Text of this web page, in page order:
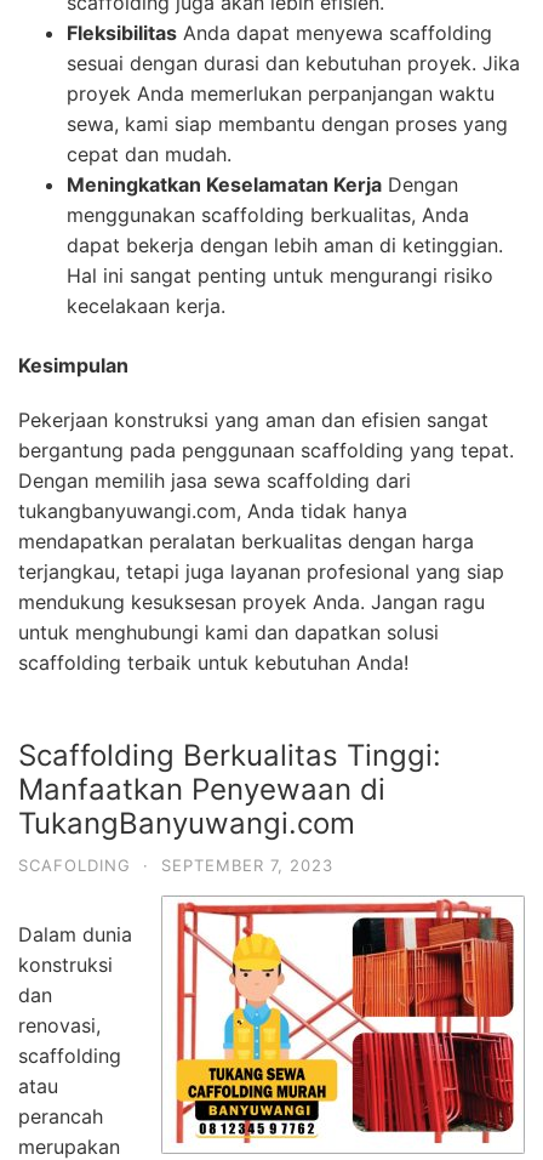
Fleksibilitas Anda dapat menyewa scaffolding
sesuai dengan durasi dan kebutuhan proyek. Jika
proyek Anda memerlukan perpanjangan waktu
sewa, kami siap membantu dengan proses yang
cepat dan mudah.
Meningkatkan Keselamatan Kerja Dengan
menggunakan scaffolding berkualitas, Anda
dapat bekerja dengan lebih aman di ketinggian.
Hal ini sangat penting untuk mengurangi risiko
kecelakaan kerja.
Kesimpulan
Pekerjaan konstruksi yang aman dan efisien sangat
bergantung pada penggunaan scaffolding yang tepat.
Dengan memilih jasa sewa scaffolding dari
tukangbanyuwangi.com, Anda tidak hanya
mendapatkan peralatan berkualitas dengan harga
terjangkau, tetapi juga layanan profesional yang siap
mendukung kesuksesan proyek Anda. Jangan ragu
untuk menghubungi kami dan dapatkan solusi
scaffolding terbaik untuk kebutuhan Anda!
Scaffolding Berkualitas Tinggi:
Manfaatkan Penyewaan di
TukangBanyuwangi.com
SCAFOLDING · SEPTEMBER 7, 2023
Dalam dunia
konstruksi
dan
renovasi,
scaffolding
atau
perancah
merupakan